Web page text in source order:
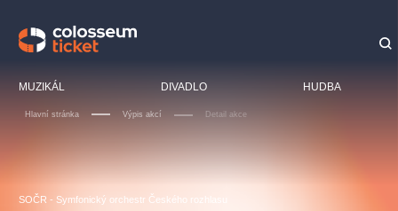
MUZIKÁL DIVADLO HUDBA
Hlavní stránka Výpis akcí Detail akce
SOČR - Symfonický orchestr Českého rozhlasu
OBYČEJNÁ HOLKA
Pink Panther Agency,